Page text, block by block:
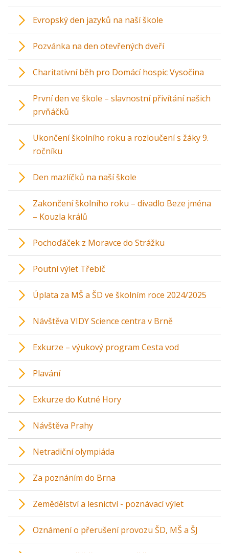
Evropský den jazyků na naší škole
Pozvánka na den otevřených dveří
Charitativní běh pro Domácí hospic Vysočina
První den ve škole – slavnostní přivítání našich
prvňáčků
Ukončení školního roku a rozloučení s žáky 9.
ročníku
Den mazlíčků na naší škole
Zakončení školního roku – divadlo Beze jména
– Kouzla králů
Pochoďáček z Moravce do Strážku
Poutní výlet Třebíč
Úplata za MŠ a ŠD ve školním roce 2024/2025
Návštěva VIDY Science centra v Brně
Exkurze – výukový program Cesta vod
Plavání
Exkurze do Kutné Hory
Návštěva Prahy
Netradiční olympiáda
Za poznáním do Brna
Zemědělství a lesnictví - poznávací výlet
Oznámení o přerušení provozu ŠD, MŠ a ŠJ